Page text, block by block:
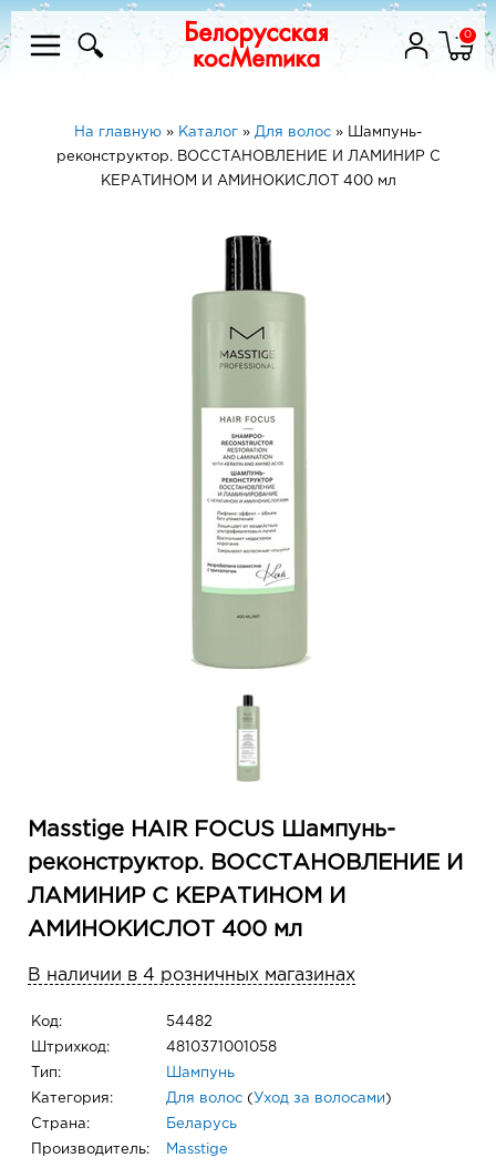
0
На главную » Каталог » Для волос »
Шампунь-
реконструктор. ВОССТАНОВЛЕНИЕ И ЛАМИНИР С
КЕРАТИНОМ И АМИНОКИСЛОТ 400 мл
Masstige HAIR FOCUS Шампунь-
реконструктор. ВОССТАНОВЛЕНИЕ И
ЛАМИНИР С КЕРАТИНОМ И
АМИНОКИСЛОТ 400 мл
В наличии в 4 розничных магазинах
Код: 54482
Штрихкод: 4810371001058
Тип: Шампунь
Категория: Для волос ( Уход за волосами )
Страна: Беларусь
Производитель: Masstige